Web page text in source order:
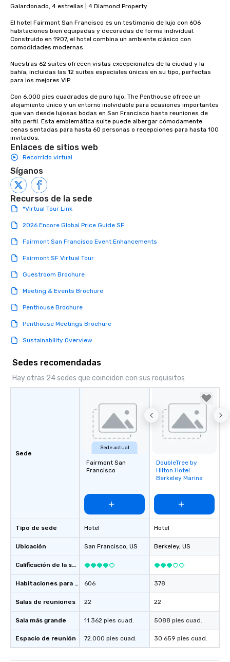
person with tax and
included. The only
provides guests a
ultimate networking
a typical sit-down
to engage the person
right of you. Because
Since the menu is
remember to submit
date any dietary
allergies for anyone
Feel Like a VIP at
about waiting in line
restaurant or being
everyone is treated
immediate seating
What’s more, your
a special warm
which can be an
those Instagram
For added ease, we
for groups that desire
experience, we can
an evening helicopter
glittering lights of The
Galardonado, 4 estrellas | 4 Diamond Property
El hotel Fairmont San Francisco es un testimonio de lujo con 606
habitaciones bien equipadas y decoradas de forma individual.
Construido en 1907, el hotel combina un ambiente clásico con
comodidades modernas.
Nuestras 62 suites ofrecen vistas excepcionales de la ciudad y la
bahía, incluidas las 12 suites especiales únicas en su tipo, perfectas
para los mejores VIP.
Con 6.000 pies cuadrados de puro lujo, The Penthouse ofrece un
alojamiento único y un entorno inolvidable para ocasiones importantes
que van desde lujosas bodas en San Francisco hasta reuniones de
alto perfil. Esta emblemática suite puede albergar cómodamente
cenas sentadas para hasta 60 personas o recepciones para hasta 100
invitados.
Enlaces de sitios web
Recorrido virtual
Síganos
Recursos de la sede
*Virtual Tour Link
2026 Encore Global Price Guide SF
Fairmont San Francisco Event Enhancements
Fairmont SF Virtual Tour
Guestroom Brochure
Meeting & Events Brochure
Penthouse Brochure
Penthouse Meetings Brochure
Sustainability Overview
Sedes recomendadas
Hay otras 24 sedes que coinciden con sus requisitos
Sede
Tipo de sede
Ubicación
Calificación de la sede
Habitaciones para huéspedes
Salas de reuniones
Sala más grande
Espacio de reunión
Sede actual
Fairmont San
Francisco
Hotel
San Francisco, US
606
22
11.362 pies cuad.
72.000 pies cuad.
Removed from
favorites
DoubleTree by
Hilton Hotel
Berkeley Marina
Hotel
Berkeley, US
378
22
5088 pies cuad.
30.659 pies cuad.